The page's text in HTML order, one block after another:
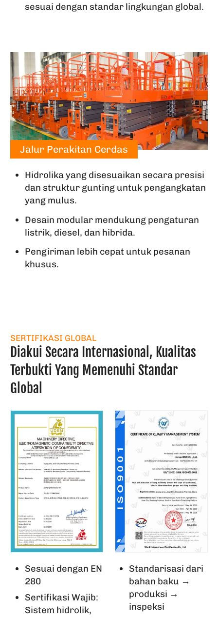
sesuai dengan standar lingkungan global.
Jalur Perakitan Cerdas
Hidrolika yang disesuaikan secara presisi
dan struktur gunting untuk pengangkatan
yang mulus.
Desain modular mendukung pengaturan
listrik, diesel, dan hibrida.
Pengiriman lebih cepat untuk pesanan
khusus.
SERTIFIKASI GLOBAL
Diakui Secara Internasional, Kualitas
Terbukti Yang Memenuhi Standar
Global
Sesuai dengan EN
280
Sertifikasi Wajib:
Sistem hidrolik,
Standarisasi dari
bahan baku →
produksi →
inspeksi